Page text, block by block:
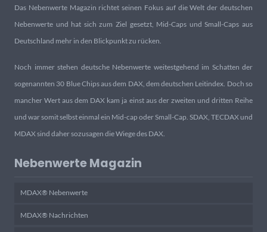
Das Nebenwerte Magazin richtet seinen Fokus auf die Welt der deutschen
Nebenwerte und hat sich zum Ziel gesetzt, Mid-Caps und Small-Caps aus
Deutschland mehr in den Blickpunkt zu rücken.
Noch immer stehen deutsche Nebenwerte weitestgehend im Schatten der
sogenannten 30 Blue Chips aus dem DAX, dem deutschen Leitindex. Doch so
mancher Wert aus dem DAX kam ja einst aus der zweiten und dritten Reihe
und war somit selbst einmal ein Mid-cap oder Small-Cap. SDAX, TECDAX und
MDAX sind daher sozusagen die Wiege des DAX.
Nebenwerte Magazin
MDAX® Nebenwerte
MDAX® Nachrichten